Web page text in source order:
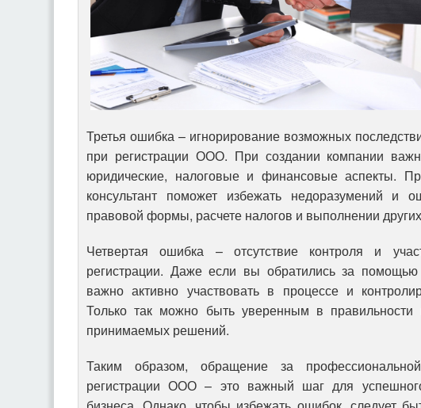
Третья ошибка – игнорирование возможных
при регистрации ООО. При создании компании
юридические, налоговые и финансовые аспекты.
консультант поможет избежать недоразумений и
правовой формы, расчете налогов и выполнении других
Четвертая ошибка – отсутствие контроля и
регистрации. Даже если вы обратились за помощью
важно активно участвовать в процессе и
Только так можно быть уверенным в правильности
принимаемых решений.
Таким образом, обращение за
регистрации ООО – это важный шаг для